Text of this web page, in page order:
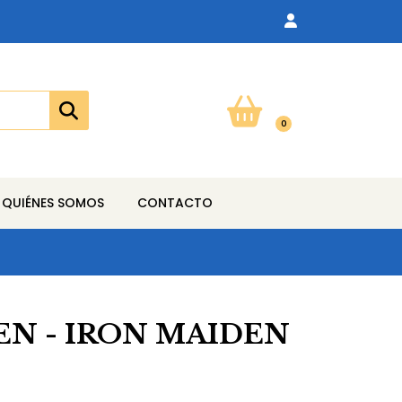
0
QUIÉNES SOMOS CONTACTO
- IRON MAIDEN